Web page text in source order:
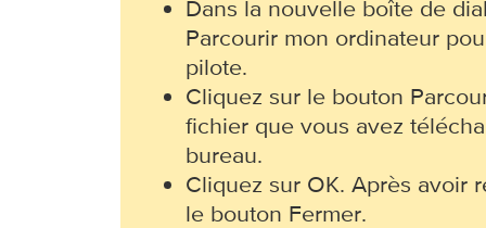
Dans la nouvelle boîte de
Parcourir mon ordinateur
pilote.
Cliquez sur le bouton
fichier que vous avez
bureau.
Cliquez sur OK. Après avoir
le bouton Fermer.